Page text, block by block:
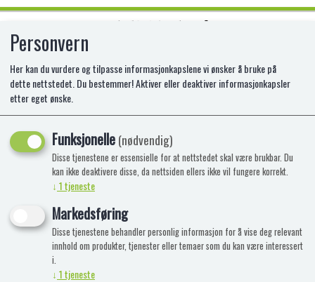
SLUSH PUPPIE DIP-N-LIK 47G
Personvern
Her kan du vurdere og tilpasse informasjonkapslene vi ønsker å bruke på
dette nettstedet. Du bestemmer! Aktiver eller deaktiver informasjonkapsler
etter eget ønske.
Funksjonelle(nødvendig)
Disse tjenestene er essensielle for at nettstedet skal være brukbar. Du
kan ikke deaktivere disse, da nettsiden ellers ikke vil fungere korrekt.
↓ 1tjeneste
Markedsføring
Disse tjenestene behandler personlig informasjon for å vise deg relevant
innhold om produkter, tjenester eller temaer som du kan være interessert
i.
↓ 1tjeneste